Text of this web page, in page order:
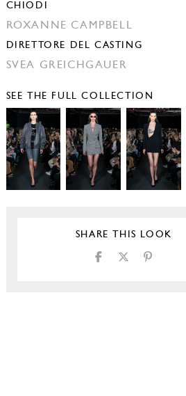
CHIODI
ROXANNE CAMPBELL
DIRETTORE DEL CASTING
SVEA GREICHGAUER
SEE THE FULL COLLECTION
SHARE THIS LOOK